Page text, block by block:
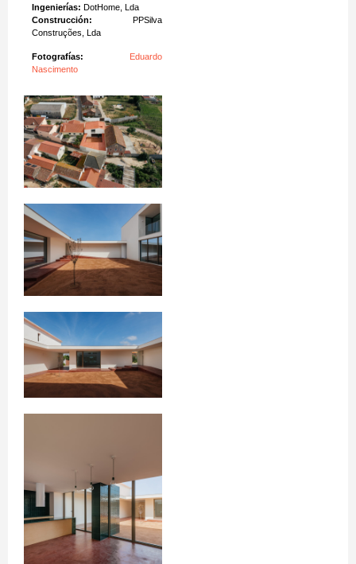
Ingenierías: DotHome, Lda
Construcción: PPSilva
Construções, Lda
Fotografías:
Eduardo
Nascimento